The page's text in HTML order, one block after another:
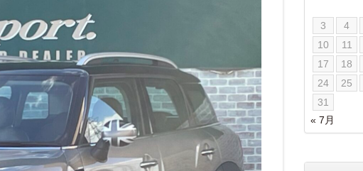
3
4
10
11
17
18
24
25
31
« 7月